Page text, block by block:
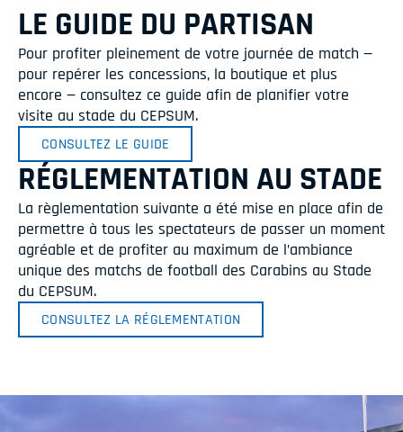
LE GUIDE DU PARTISAN
Pour profiter pleinement de votre journée de match —
pour repérer les concessions, la boutique et plus
encore — consultez ce guide afin de planifier votre
visite au stade du CEPSUM.
CONSULTEZ LE GUIDE
RÉGLEMENTATION AU STADE
La règlementation suivante a été mise en place afin de
permettre à tous les spectateurs de passer un moment
agréable et de profiter au maximum de l’ambiance
unique des matchs de football des Carabins au Stade
du CEPSUM.
CONSULTEZ LA RÉGLEMENTATION